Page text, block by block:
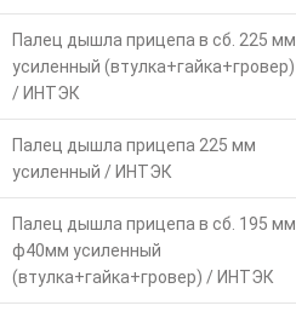
Палец дышла прицепа в сб. 225 мм
усиленный (втулка+гайка+гровер)
/ ИНТЭК
Палец дышла прицепа 225 мм
усиленный / ИНТЭК
Палец дышла прицепа в сб. 195 мм
ф40мм усиленный
(втулка+гайка+гровер) / ИНТЭК